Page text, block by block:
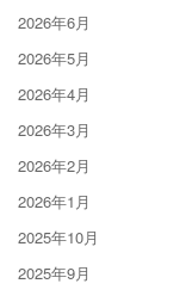
2026年6月
2026年5月
2026年4月
2026年3月
2026年2月
2026年1月
2025年10月
2025年9月